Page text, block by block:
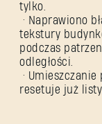
tylko.
• Naprawiono
tekstury
podczas
odległości.
•
resetuje już